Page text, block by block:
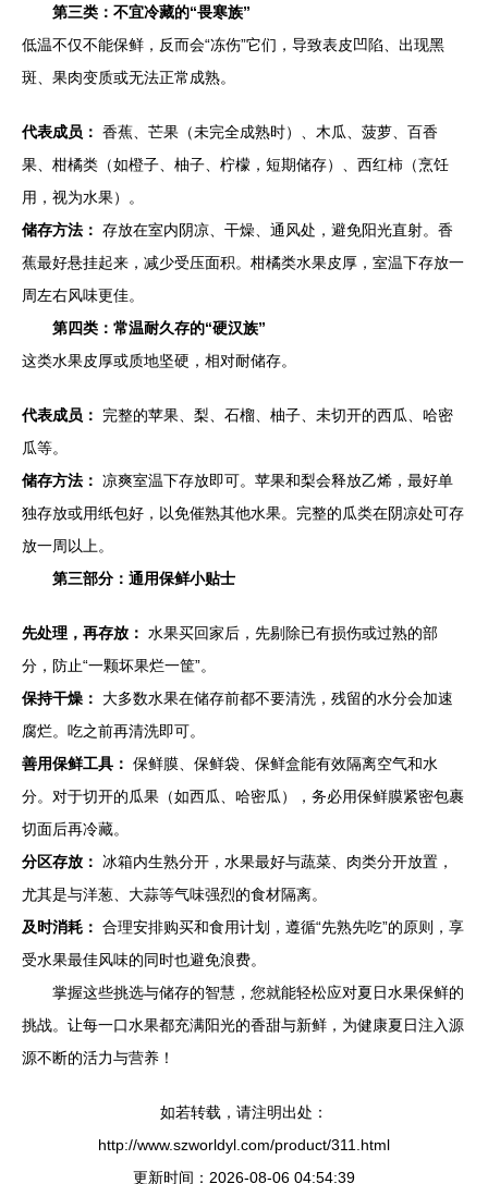
第三类：不宜冷藏的“畏寒族”
低温不仅不能保鲜，反而会“冻伤”它们，导致表皮凹陷、出现黑
斑、果肉变质或无法正常成熟。
代表成员： 香蕉、芒果（未完全成熟时）、木瓜、菠萝、百香
果、柑橘类（如橙子、柚子、柠檬，短期储存）、西红柿（烹饪
用，视为水果）。
储存方法： 存放在室内阴凉、干燥、通风处，避免阳光直射。香
蕉最好悬挂起来，减少受压面积。柑橘类水果皮厚，室温下存放一
周左右风味更佳。
第四类：常温耐久存的“硬汉族”
这类水果皮厚或质地坚硬，相对耐储存。
代表成员：
完整的苹果、梨、石榴、柚子、未切开的西瓜、哈密
瓜等。
储存方法： 凉爽室温下存放即可。苹果和梨会释放乙烯，最好单
独存放或用纸包好，以免催熟其他水果。完整的瓜类在阴凉处可存
放一周以上。
第三部分：通用保鲜小贴士
先处理，再存放： 水果买回家后，先剔除已有损伤或过熟的部
分，防止“一颗坏果烂一筐”。
保持干燥：
大多数水果在储存前都不要清洗，残留的水分会加速
腐烂。吃之前再清洗即可。
善用保鲜工具： 保鲜膜、保鲜袋、保鲜盒能有效隔离空气和水
分。对于切开的瓜果（如西瓜、哈密瓜），务必用保鲜膜紧密包裹
切面后再冷藏。
分区存放：
冰箱内生熟分开，水果最好与蔬菜、肉类分开放置，
尤其是与洋葱、大蒜等气味强烈的食材隔离。
及时消耗： 合理安排购买和食用计划，遵循“先熟先吃”的原则，享
受水果最佳风味的同时也避免浪费。
掌握这些挑选与储存的智慧，您就能轻松应对夏日水果保鲜的
挑战。让每一口水果都充满阳光的香甜与新鲜，为健康夏日注入源
源不断的活力与营养！
如若转载，请注明出处：
http://www.szworldyl.com/product/311.html
更新时间：2026-08-06 04:54:39